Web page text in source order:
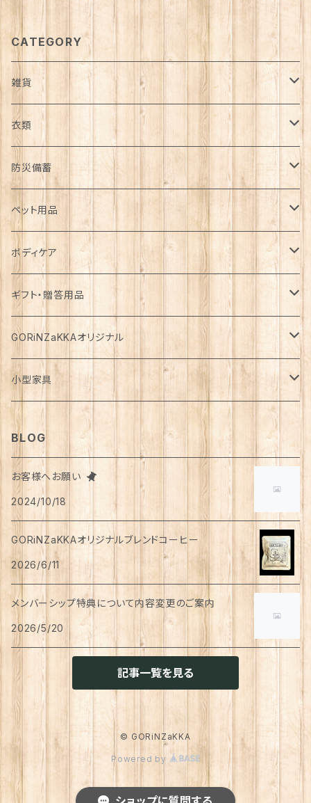
CATEGORY
雑貨
日用品雑貨
インテリア
カゴ・バスケット
エコバッグ
花瓶
鏡
お風呂・ランドリー
タオル
スリッパ
マスク
ハンドソープ
アロマ・お香
トラベルセット
カレンダー
クッション・クッションカバー
ファブリック・マルチカバー
ブランケット
照明
服飾雑貨
帽子
アクセサリー
マフラー・ストール
ブランケット
バッグ
カゴバッグ
スマホショルダーバッグ
ポーチ
お財布・カード入れ
手袋・アームカバー
ハンカチ
てぬぐい
キーホルダー
メガネ・メガネケース
傘
キッチン雑貨
食器
お箸
カトラリー
ストロー
ポット・急須
湯のみ
グラス
カップ&ソーサー
マグカップ
コースター
お皿
箸置き
お菓子作り
ふきん
ガーデン雑貨
ジョウロ
鉢
はさみ
支柱
ステーショナリー
紙類
ノート
カード
はがき
ペン
メモ帳
スケジュール帳
はさみ
ふせん
マスキングテープ
ミニチュア
アウトドア
手芸用品
衣類
アウター
コート
ダウン
ジャケット
パーカー・ウィンドブレーカー
カーディガン
ベスト
ブルゾン
トップス
長袖
半袖
五分丈、七分丈
ニット
タンクトップ
フレンチスリーブ
ボトムス
スカート
キュロット
ワイドパンツ
パンツ
ワンピース・チュニック
ルームウェア・パジャマ
アンダーウェア
レッグウェア
靴下
タイツ
足首ウォーマー
メンズ
ボトムス
アウター
ジャケット
トップス
防災備蓄
防災用品
下着
食器・カトラリー
バッテリー
ブランケット・寝具
食料
パックご飯
お餅
麺類
穀物
粉物
缶詰・瓶詰
レトルト惣菜
カレー
味噌汁・スープ
お茶漬け
乾物
調味料・オイル
だし
飲料
水・炭酸水
ジュース
コーヒー
紅茶
お茶
ハーブティー
希釈飲料
ペーパー類
トイレットペーパー
ティッシュペーパー
ライト
ろうそく
ペット用品
ドライフード
犬用
猫用
メダカ
ウェットフード
無添加・手作り（犬用）
猫用
缶詰
犬用
猫用
レトルト食品
犬用
猫用
おやつ
犬用
猫用
犬猫共通
食器
犬用
猫用
衣類・服飾雑貨
犬用
猫用
おもちゃ
猫用
ボディケア
犬用
猫用
犬猫兼用
ベッド
トイレ周り
犬用
猫用
犬猫兼用
その他雑貨
サプリメント
ボディケア
基礎化粧品
化粧水
乳液
医薬部外品
リップクリーム
メイク用品
ボディーソープ
ヘアケア
クシ・ブラシ
シャンプー
リンスインシャンプー
トリートメント
せっけん
洗顔
ハンドクリーム
オーラルケア
入浴剤・バスボム
ギフト・贈答用品
食品・飲料
食器類
タオル
洗剤
防災用品
ラッピング資材
GORiNZaKKAオリジナル
アパレル
Tシャツ
アクセサリー
ピアス
イヤリング・ノンホールピアス
リング
飲料
珈琲
小型家具
スツール
BLOG
お客様へお願い
2024/10/18
GORiNZaKKAオリジナルブレンドコーヒー
2026/6/11
メンバーシップ特典について内容変更のご案内
2026/5/20
記事一覧を見る
© GORiNZaKKA
Powered by